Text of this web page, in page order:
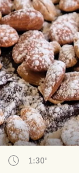
1:30'